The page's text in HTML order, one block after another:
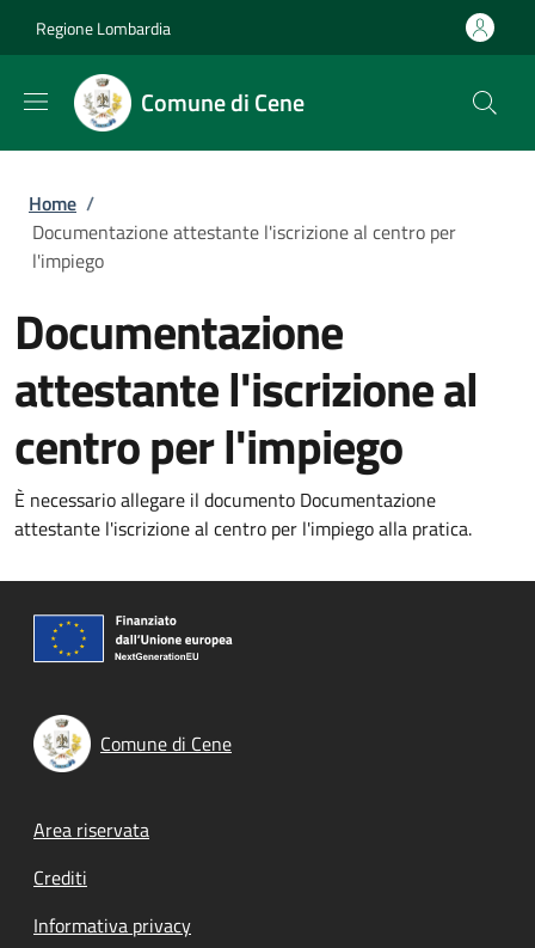
Regione Lombardia
Comune di Cene
Briciole di pane
Home /
Documentazione attestante l'iscrizione al centro per
l'impiego
Documentazione
attestante l'iscrizione al
centro per l'impiego
È necessario allegare il documento Documentazione
attestante l'iscrizione al centro per l'impiego alla pratica.
Comune di Cene
Footer menu
Area riservata
Crediti
Informativa privacy